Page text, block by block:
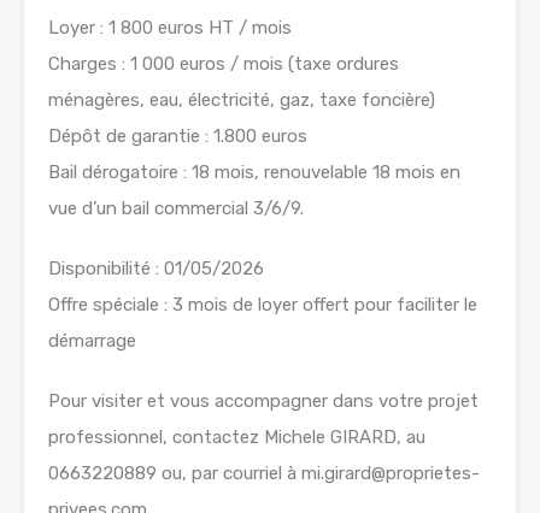
Loyer : 1 800 euros HT / mois
Charges : 1 000 euros / mois (taxe ordures
ménagères, eau, électricité, gaz, taxe foncière)
Dépôt de garantie : 1.800 euros
Bail dérogatoire : 18 mois, renouvelable 18 mois en
vue d’un bail commercial 3/6/9.
Disponibilité : 01/05/2026
Offre spéciale : 3 mois de loyer offert pour faciliter le
démarrage
Pour visiter et vous accompagner dans votre projet
professionnel, contactez Michele GIRARD, au
0663220889 ou, par courriel à mi.girard@proprietes-